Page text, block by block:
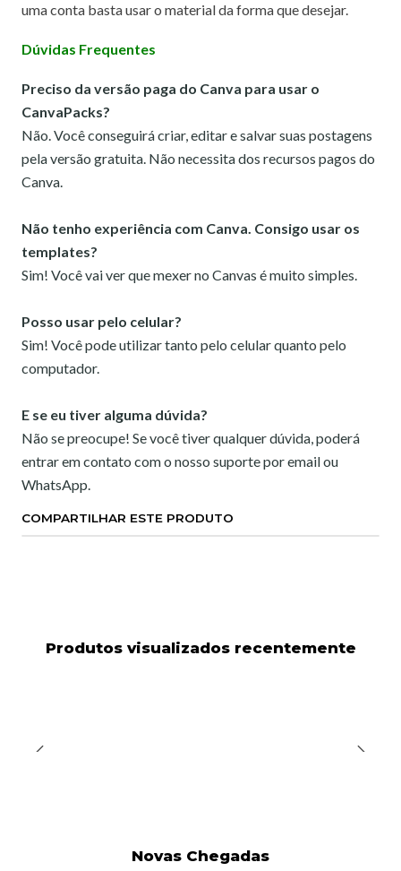
uma conta basta usar o material da forma que desejar.
Dúvidas Frequentes
Preciso da versão paga do Canva para usar o
CanvaPacks?
Não. Você conseguirá criar, editar e salvar suas postagens
pela versão gratuita. Não necessita dos recursos pagos do
Canva.
Não tenho experiência com Canva. Consigo usar os
templates?
Sim! Você vai ver que mexer no Canvas é muito simples.
Posso usar pelo celular?
Sim! Você pode utilizar tanto pelo celular quanto pelo
computador.
E se eu tiver alguma dúvida?
Não se preocupe! Se você tiver qualquer dúvida, poderá
entrar em contato com o nosso suporte por email ou
WhatsApp.
COMPARTILHAR ESTE PRODUTO
Produtos visualizados recentemente
Novas Chegadas